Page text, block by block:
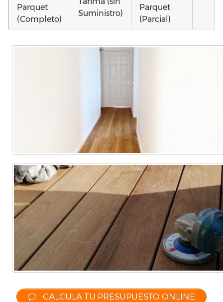
Parquet
(Completo)
Suministro)
Parquet
(Parcial)
parquet o
CALCULA TU PRESUPUESTO ONLINE